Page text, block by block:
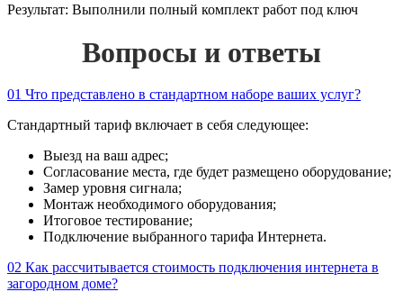
Результат: Выполнили полный комплект работ под ключ
Вопросы и ответы
01 Что представлено в стандартном наборе ваших услуг?
Стандартный тариф включает в себя следующее:
Выезд на ваш адрес;
Согласование места, где будет размещено оборудование;
Замер уровня сигнала;
Монтаж необходимого оборудования;
Итоговое тестирование;
Подключение выбранного тарифа Интернета.
02 Как рассчитывается стоимость подключения интернета в
загородном доме?